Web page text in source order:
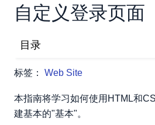
自定义登录页面
标签： Web Site
目录
头部标签
身体标签
添加容器和内容
本指南将学习如何使用HTML和
建基本的"基本"。